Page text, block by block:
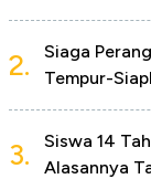
2.
Siaga
Tempur-
3.
Siswa 14
Alasannya